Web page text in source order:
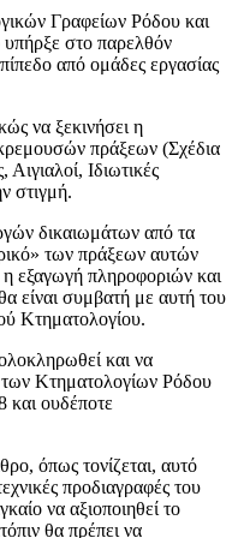
Γραφείων Ρόδου και
στο παρελθόν
από ομάδες εργασίας
να ξεκινήσει η
πράξεων (Σχέδια
Ιδιωτικές
στιγμή.
δικαιωμάτων από τα
των πράξεων αυτών
εξαγωγή πληροφοριών και
είναι συμβατή με αυτή του
Κτηματολογίου.
και να
των Κτηματολογίων Ρόδου
και ουδέποτε
όπως τονίζεται, αυτό
προδιαγραφές του
να αξιοποιηθεί το
θα πρέπει να